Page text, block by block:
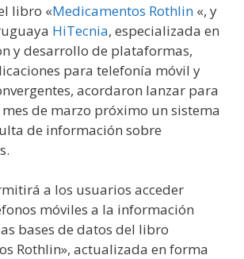
libro «Medicamentos Rothlin «, y
HiTecnia, especializada en
y desarrollo de plataformas,
para telefonía móvil y
acordaron lanzar para
de marzo próximo un sistema
de información sobre
a los usuarios acceder
móviles a la información
bases de datos del libro
Rothlin», actualizada en forma